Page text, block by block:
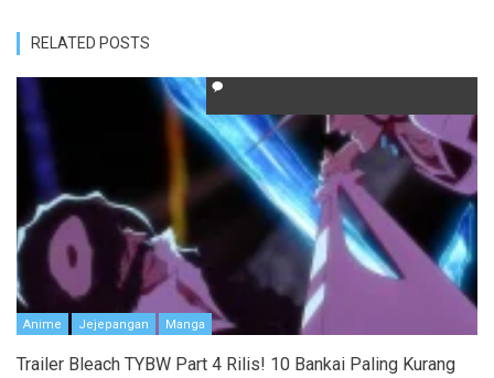
RELATED POSTS
Anime Jejepangan Manga
Trailer Bleach TYBW Part 4 Rilis! 10 Bankai Paling Kurang